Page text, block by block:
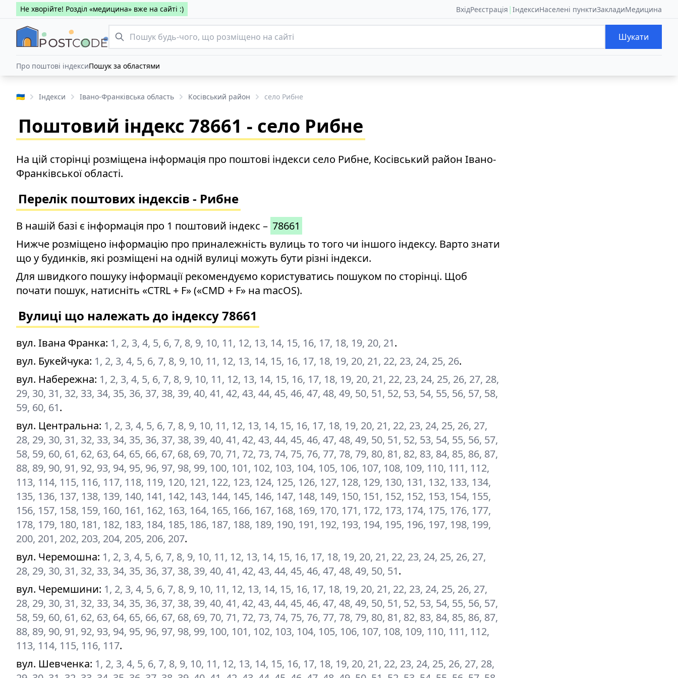
Не хворійте! Розділ «медицина» вже на сайті :) ВхідРеєстрація | ІндексиНаселені пунктиЗакладиМедицина
Шукати
Про поштові індексиПошук за областями
🇺🇦 Індекси Івано-Франківська область Косівський район село Рибне
Поштовий індекс 78661 - село Рибне
На цій сторінці розміщена інформація про поштові індекси село Рибне, Косівський район Івано-
Франківської області.
Перелік поштових індексів - Рибне
В нашій базі є інформація про 1 поштовий індекс – 78661
Нижче розміщено інформацію про приналежність вулиць то того чи іншого індексу. Варто знати
що у будинків, які розміщені на одній вулиці можуть бути різні індекси.
Для швидкого пошуку інформації рекомендуємо користуватись пошуком по сторінці. Щоб
почати пошук, натисніть «CTRL + F» («CMD + F» на macOS).
Вулиці що належать до індексу 78661
вул. Івана Франка: 1, 2, 3, 4, 5, 6, 7, 8, 9, 10, 11, 12, 13, 14, 15, 16, 17, 18, 19, 20, 21.
вул. Букейчука: 1, 2, 3, 4, 5, 6, 7, 8, 9, 10, 11, 12, 13, 14, 15, 16, 17, 18, 19, 20, 21, 22, 23, 24, 25, 26.
вул. Набережна: 1, 2, 3, 4, 5, 6, 7, 8, 9, 10, 11, 12, 13, 14, 15, 16, 17, 18, 19, 20, 21, 22, 23, 24, 25, 26, 27, 28,
29, 30, 31, 32, 33, 34, 35, 36, 37, 38, 39, 40, 41, 42, 43, 44, 45, 46, 47, 48, 49, 50, 51, 52, 53, 54, 55, 56, 57, 58,
59, 60, 61.
вул. Центральна: 1, 2, 3, 4, 5, 6, 7, 8, 9, 10, 11, 12, 13, 14, 15, 16, 17, 18, 19, 20, 21, 22, 23, 24, 25, 26, 27,
28, 29, 30, 31, 32, 33, 34, 35, 36, 37, 38, 39, 40, 41, 42, 43, 44, 45, 46, 47, 48, 49, 50, 51, 52, 53, 54, 55, 56, 57,
58, 59, 60, 61, 62, 63, 64, 65, 66, 67, 68, 69, 70, 71, 72, 73, 74, 75, 76, 77, 78, 79, 80, 81, 82, 83, 84, 85, 86, 87,
88, 89, 90, 91, 92, 93, 94, 95, 96, 97, 98, 99, 100, 101, 102, 103, 104, 105, 106, 107, 108, 109, 110, 111, 112,
113, 114, 115, 116, 117, 118, 119, 120, 121, 122, 123, 124, 125, 126, 127, 128, 129, 130, 131, 132, 133, 134,
135, 136, 137, 138, 139, 140, 141, 142, 143, 144, 145, 146, 147, 148, 149, 150, 151, 152, 152, 153, 154, 155,
156, 157, 158, 159, 160, 161, 162, 163, 164, 165, 166, 167, 168, 169, 170, 171, 172, 173, 174, 175, 176, 177,
178, 179, 180, 181, 182, 183, 184, 185, 186, 187, 188, 189, 190, 191, 192, 193, 194, 195, 196, 197, 198, 199,
200, 201, 202, 203, 204, 205, 206, 207.
вул. Черемошна: 1, 2, 3, 4, 5, 6, 7, 8, 9, 10, 11, 12, 13, 14, 15, 16, 17, 18, 19, 20, 21, 22, 23, 24, 25, 26, 27,
28, 29, 30, 31, 32, 33, 34, 35, 36, 37, 38, 39, 40, 41, 42, 43, 44, 45, 46, 47, 48, 49, 50, 51.
вул. Черемшини: 1, 2, 3, 4, 5, 6, 7, 8, 9, 10, 11, 12, 13, 14, 15, 16, 17, 18, 19, 20, 21, 22, 23, 24, 25, 26, 27,
28, 29, 30, 31, 32, 33, 34, 35, 36, 37, 38, 39, 40, 41, 42, 43, 44, 45, 46, 47, 48, 49, 50, 51, 52, 53, 54, 55, 56, 57,
58, 59, 60, 61, 62, 63, 64, 65, 66, 67, 68, 69, 70, 71, 72, 73, 74, 75, 76, 77, 78, 79, 80, 81, 82, 83, 84, 85, 86, 87,
88, 89, 90, 91, 92, 93, 94, 95, 96, 97, 98, 99, 100, 101, 102, 103, 104, 105, 106, 107, 108, 109, 110, 111, 112,
113, 114, 115, 116, 117.
вул. Шевченка: 1, 2, 3, 4, 5, 6, 7, 8, 9, 10, 11, 12, 13, 14, 15, 16, 17, 18, 19, 20, 21, 22, 23, 24, 25, 26, 27, 28,